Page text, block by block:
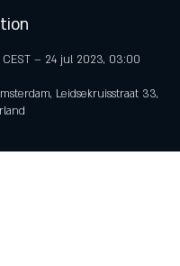
CEST – 24 jul 2023, 03:00
Leidsekruisstraat 33,